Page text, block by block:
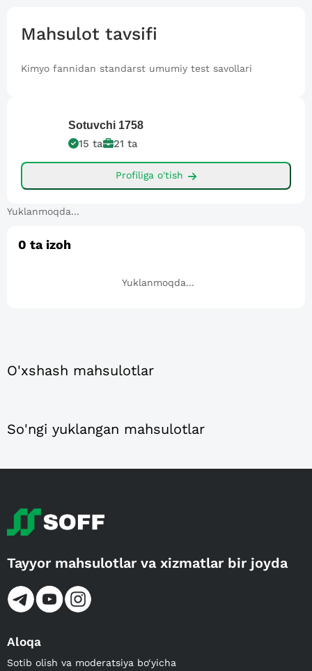
Mahsulot tavsifi
Kimyo fannidan standarst umumiy test savollari
Sotuvchi 1758
15 ta 21 ta
Profiliga o'tish
Yuklanmoqda...
0 ta izoh
Yuklanmoqda...
O'xshash mahsulotlar
So'ngi yuklangan mahsulotlar
Tayyor mahsulotlar va xizmatlar bir joyda
Aloqa
Sotib olish va moderatsiya bo‘yicha